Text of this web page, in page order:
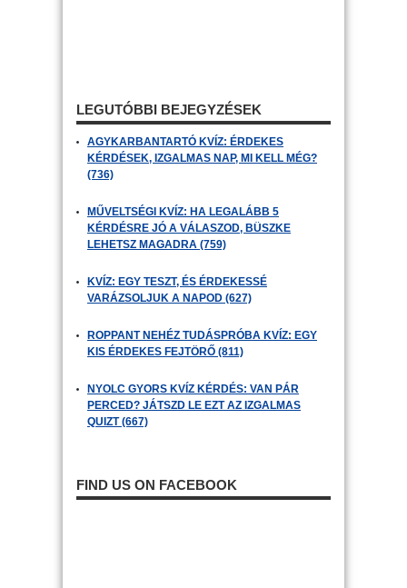
LEGUTÓBBI BEJEGYZÉSEK
AGYKARBANTARTÓ KVÍZ: ÉRDEKES
KÉRDÉSEK, IZGALMAS NAP, MI KELL MÉG?
(736)
MŰVELTSÉGI KVÍZ: HA LEGALÁBB 5
KÉRDÉSRE JÓ A VÁLASZOD, BÜSZKE
LEHETSZ MAGADRA (759)
KVÍZ: EGY TESZT, ÉS ÉRDEKESSÉ
VARÁZSOLJUK A NAPOD (627)
ROPPANT NEHÉZ TUDÁSPRÓBA KVÍZ: EGY
KIS ÉRDEKES FEJTÖRŐ (811)
NYOLC GYORS KVÍZ KÉRDÉS: VAN PÁR
PERCED? JÁTSZD LE EZT AZ IZGALMAS
QUIZT (667)
FIND US ON FACEBOOK